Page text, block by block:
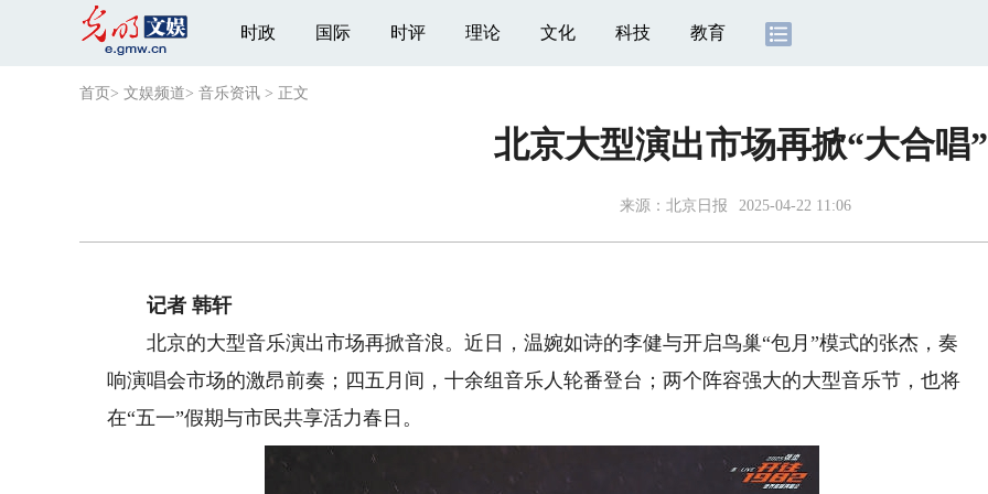
时政 国际 时评 理论 文化 科技 教育
首页 > 文娱频道> 音乐资讯 > 正文
北京大型演出市场再掀“大合唱”
来源： 北京日报 2025-04-22 11:06
记者 韩轩
北京的大型音乐演出市场再掀音浪。近日，温婉如诗的李健与开启鸟巢“包月”模式的张杰，奏
响演唱会市场的激昂前奏；四五月间，十余组音乐人轮番登台；两个阵容强大的大型音乐节，也将
在“五一”假期与市民共享活力春日。